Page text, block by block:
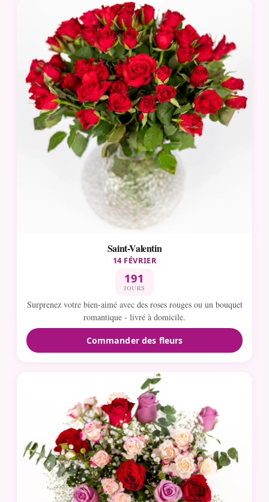
Saint-Valentin
14 FÉVRIER
191
JOURS
Surprenez votre bien-aimé avec des roses rouges ou un bouquet
romantique - livré à domicile.
Commander des fleurs